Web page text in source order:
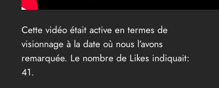
Cette vidéo était active en termes de
visionnage à la date où nous l’avons
remarquée. Le nombre de Likes indiquait:
41.